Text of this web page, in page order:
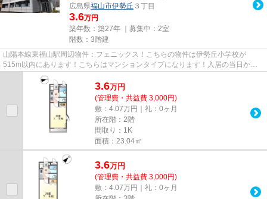
広島県福山市伊勢丘 ３丁目
3.6万円
築年数：築27年 ｜募集中： 2室
階数：3階建
山陽本線東福山駅周辺物件：フェニックス！こちらの物件は伊勢丘小学校が
515m以内にあります！こちらはマンションタイプになります！入居の当日から
インターネットが使えます！エステ...
3.6万円
(管理費・共益費 3,000円)
敷：4.07万円｜礼：0ヶ月
所在階：2階
間取り：1K
面積：23.04㎡
3.6万円
(管理費・共益費 3,000円)
敷：4.07万円｜礼：0ヶ月